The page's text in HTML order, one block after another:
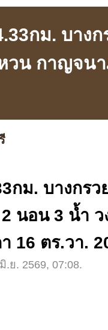
กม. บา
วน กาญจนา
กม. บางกร
นอน 3 น้ำ
16 ตร.วา.
ย. 2569, 07:08.